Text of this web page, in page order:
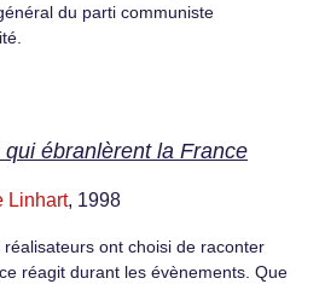
du parti communiste
ébranlèrent la France
Linhart, 1998
ont choisi de raconter
réagit durant les évènements. Que